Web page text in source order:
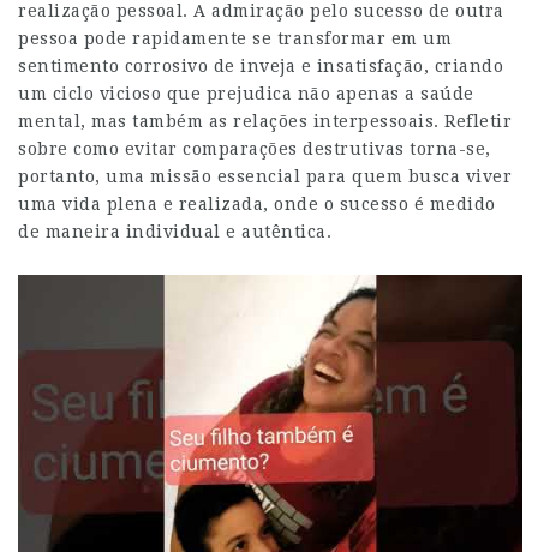
realização pessoal. A admiração pelo sucesso de outra
pessoa pode rapidamente se transformar em um
sentimento corrosivo de inveja e insatisfação, criando
um ciclo vicioso que prejudica não apenas a saúde
mental, mas também as relações interpessoais. Refletir
sobre como evitar comparações destrutivas torna-se,
portanto, uma missão essencial para quem busca viver
uma vida plena e realizada, onde o sucesso é medido
de maneira individual e autêntica.